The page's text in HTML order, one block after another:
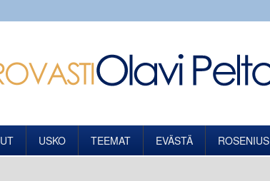
UT USKO TEEMAT EVÄSTÄ ROSENIUS